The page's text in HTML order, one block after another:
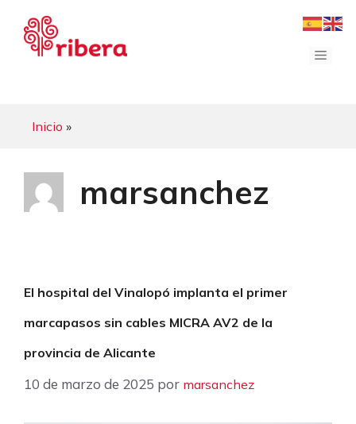
contenido
Menú
Inicio »
marsanchez
El hospital del Vinalopó implanta el primer
marcapasos sin cables MICRA AV2 de la
provincia de Alicante
10 de marzo de 2025 por marsanchez